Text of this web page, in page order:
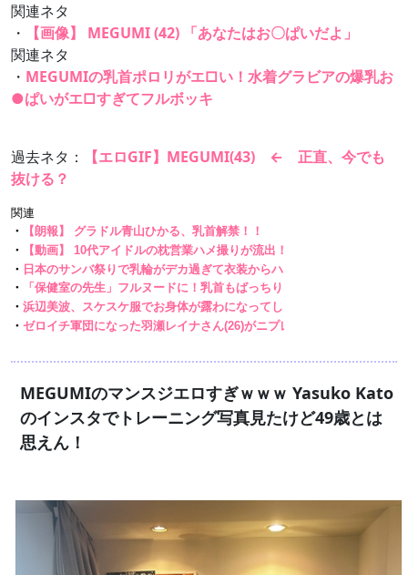
関連ネタ
・
【画像】 MEGUMI (42) 「あなたはお〇ぱいだよ」
関連ネタ
・ MEGUMIの乳首ポロリがエ□い！水着グラビアの爆乳お
●ぱいがエ□すぎてフルボッキ
過去ネタ：
【エロGIF】MEGUMI(43) ← 正直、今でも
抜ける？
MEGUMIのマンスジエロすぎｗｗｗ Yasuko Kato
のインスタでトレーニング写真見たけど49歳とは
思えん！